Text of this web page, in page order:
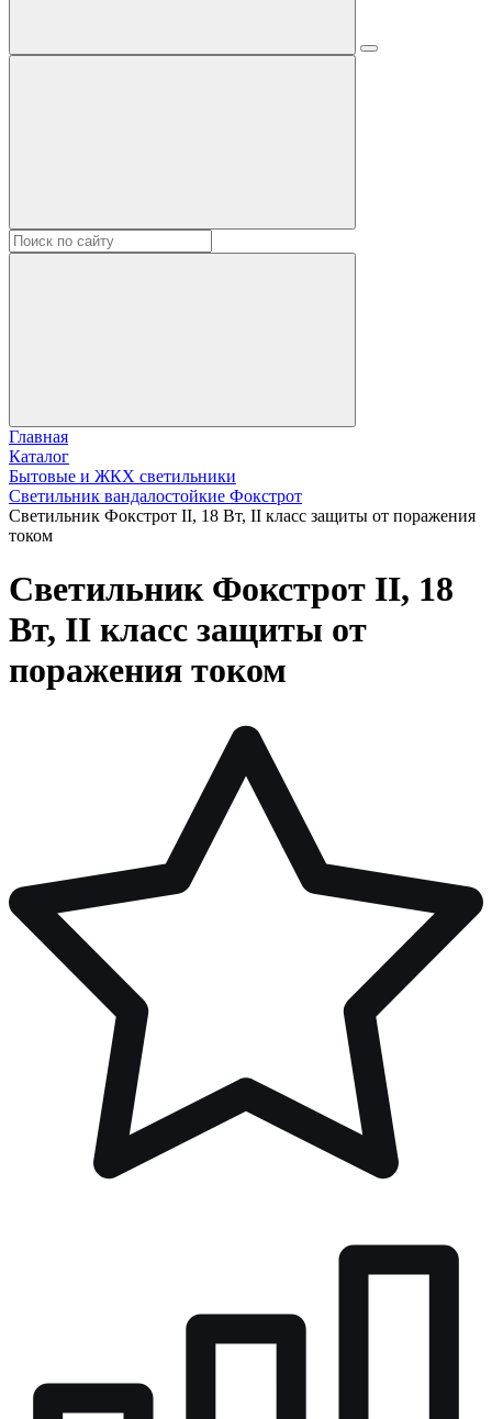
Главная
Каталог
Бытовые и ЖКХ светильники
Светильник вандалостойкие Фокстрот
Светильник Фокстрот II, 18 Вт, II класс защиты от поражения
током
Светильник Фокстрот II, 18
Вт, II класс защиты от
поражения током